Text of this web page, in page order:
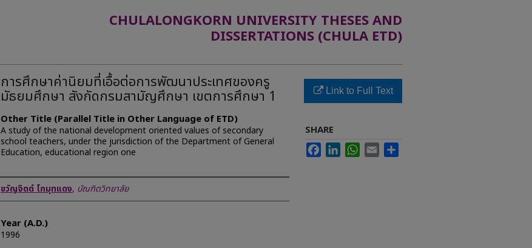
CHULALONGKORN UNIVERSITY THESES AND
DISSERTATIONS (CHULA ETD)
การศึกษาค่านิยมที่เอื้อต่อการพัฒนาประเทศของครู
มัธยมศึกษา สังกัดกรมสามัญศึกษา เขตการศึกษา 1
Other Title (Parallel Title in Other Language of ETD)
A study of the national development oriented values of secondary
school teachers, under the jurisdiction of the Department of General
Education, educational region one
Author
ขวัญจิตต์ โกมุทแดง, บัณฑิตวิทยาลัย
Year (A.D.)
1996
Link to Full Text
SHARE
FacebookLinkedInWhatsApp
Email